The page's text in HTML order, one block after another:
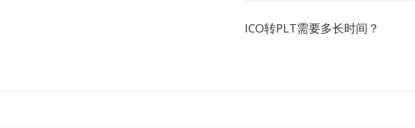
ICO转PLT需要多长时间？